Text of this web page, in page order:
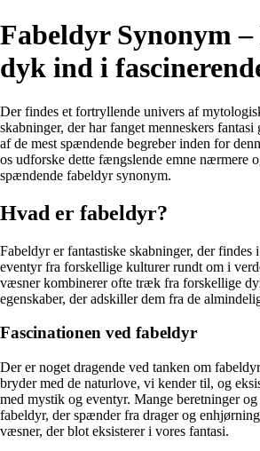
Fabeldyr Synonym
dyk ind i
Der findes et fortryllende univers af
skabninger, der har fanget menneskers fantasi
af de mest spændende begreber inden for
os udforske dette fængslende emne nærmere
spændende fabeldyr synonym.
Hvad er fabeldyr?
Fabeldyr er fantastiske skabninger, der findes
eventyr fra forskellige kulturer rundt om i
væsner kombinerer ofte træk fra forskellige
egenskaber, der adskiller dem fra de
Fascinationen ved fabeldyr
Der er noget dragende ved tanken om
bryder med de naturlove, vi kender til, og
med mystik og eventyr. Mange beretninger
fabeldyr, der spænder fra drager og
væsner, der blot eksisterer i vores fantasi.